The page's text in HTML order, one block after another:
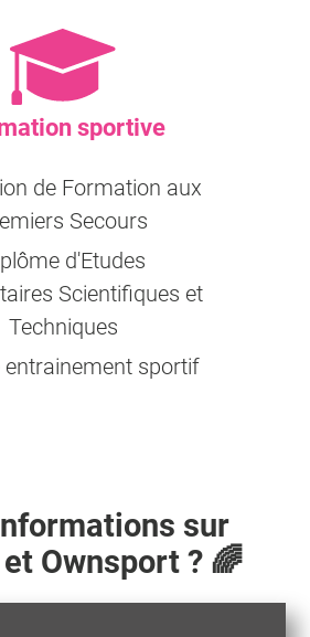
sportive
de Formation aux
Secours
d'Etudes
Scientifiques et
Techniques
entrainement sportif
sur
et Ownsport ? 🌈